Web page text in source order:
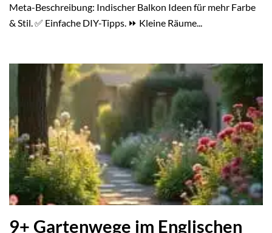
Meta-Beschreibung: Indischer Balkon Ideen für mehr Farbe
& Stil. ✅ Einfache DIY-Tipps. ⏩ Kleine Räume...
9+ Gartenwege im Englischen